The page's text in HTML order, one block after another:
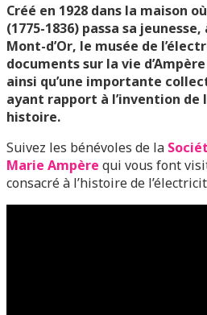
Créé en 1928 dans la maison
(1775-1836) passa sa jeunesse,
Mont-d’Or, le musée de
documents sur la vie
ainsi qu’une importante
ayant rapport à l’invention de
histoire.
Suivez les bénévoles de la
Marie Ampère qui vous font
consacré à l’histoire de